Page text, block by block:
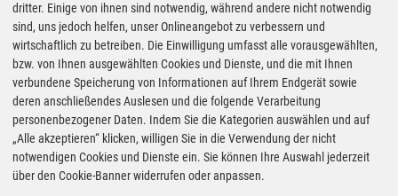
Papst Franziskus segnet Custom-Harley ab
20.04.2019 - Papst Franziskus bringt seine Botschaft auf zwei
Chopper-Rädern. Jorge Mario Bergoglio bekommt in Kürze Besuch
von Harley-Davidson und signiert ein mattbeiges Chicano-Style-
Custombike mit zahlreichen vergoldeten Bauteilen, einem
kreuzförmig in den Heckfender eingelassenen Rücklicht und
dritter. Einige von ihnen sind notwendig, während andere nicht notwendig
sind, uns jedoch helfen, unser Onlineangebot zu verbessern und
wirtschaftlich zu betreiben. Die Einwilligung umfasst alle vorausgewählten,
bzw. von Ihnen ausgewählten Cookies und Dienste, und die mit Ihnen
verbundene Speicherung von Informationen auf Ihrem Endgerät sowie
deren anschließendes Auslesen und die folgende Verarbeitung
personenbezogener Daten. Indem Sie die Kategorien auswählen und auf
„Alle akzeptieren“ klicken, willigen Sie in die Verwendung der nicht
notwendigen Cookies und Dienste ein. Sie können Ihre Auswahl jederzeit
über den Cookie-Banner widerrufen oder anpassen.